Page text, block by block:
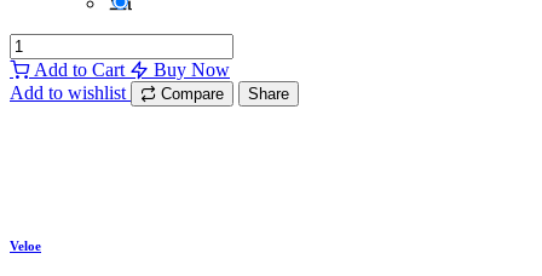
Add to Cart
Buy Now
Add to wishlist
Compare Share
Veloe